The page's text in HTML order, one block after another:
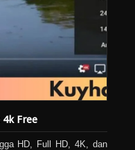
Free
HD, Full HD, 4K, dan